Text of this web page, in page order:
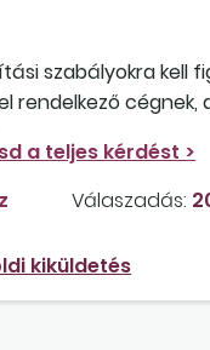
szabályokra kell
rendelkező
Válaszadás:
kiküldetés